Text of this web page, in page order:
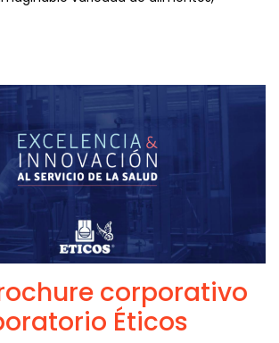
corporativo
Éticos